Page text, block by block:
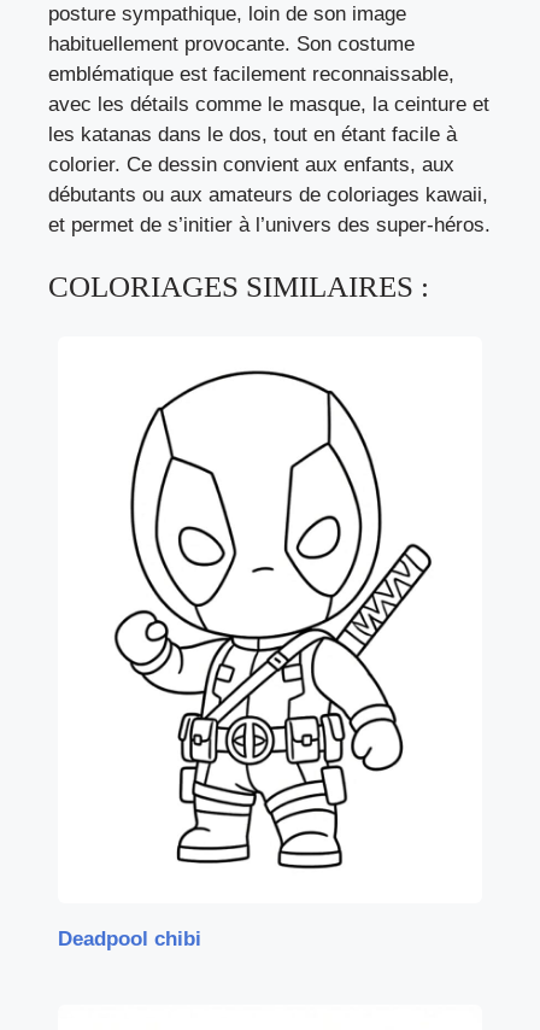
posture sympathique, loin de son image
habituellement provocante. Son costume
emblématique est facilement reconnaissable,
avec les détails comme le masque, la ceinture et
les katanas dans le dos, tout en étant facile à
colorier. Ce dessin convient aux enfants, aux
débutants ou aux amateurs de coloriages kawaii,
et permet de s’initier à l’univers des super-héros.
COLORIAGES SIMILAIRES :
Deadpool chibi